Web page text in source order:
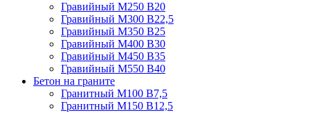
Гравийный М250 В20
Гравийный М300 В22,5
Гравийный М350 В25
Гравийный М400 В30
Гравийный М450 В35
Гравийный М550 В40
Бетон на граните
Гранитный М100 В7,5
Гранитный М150 В12,5